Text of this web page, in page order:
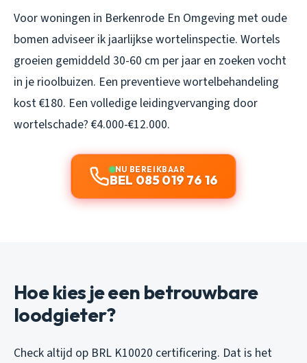
Voor woningen in Berkenrode En Omgeving met oude
bomen adviseer ik jaarlijkse wortelinspectie. Wortels
groeien gemiddeld 30-60 cm per jaar en zoeken vocht
in je rioolbuizen. Een preventieve wortelbehandeling
kost €180. Een volledige leidingvervanging door
wortelschade? €4.000-€12.000.
NU BEREIKBAAR
BEL 085 019 76 16
Hoe kies je een betrouwbare
loodgieter?
Check altijd op BRL K10020 certificering. Dat is het